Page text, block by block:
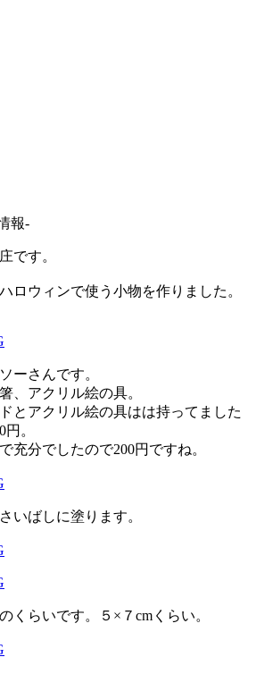
報-
です。
ロウィンで使う小物を作りました。
ーさんです。
、アクリル絵の具。
とアクリル絵の具はは持ってました
。
充分でしたので200円ですね。
いばしに塗ります。
くらいです。５×７cmくらい。